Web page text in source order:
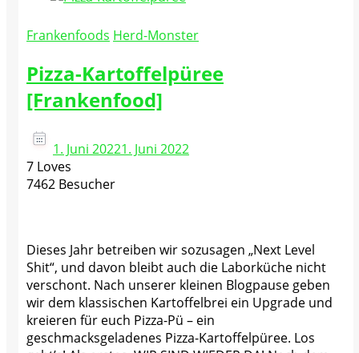
Frankenfoods Herd-Monster
Pizza-Kartoffelpüree
[Frankenfood]
1. Juni 20221. Juni 2022
7 Loves
7462 Besucher
Dieses Jahr betreiben wir sozusagen „Next Level
Shit“, und davon bleibt auch die Laborküche nicht
verschont. Nach unserer kleinen Blogpause geben
wir dem klassischen Kartoffelbrei ein Upgrade und
kreieren für euch Pizza-Pü – ein
geschmacksgeladenes Pizza-Kartoffelpüree. Los